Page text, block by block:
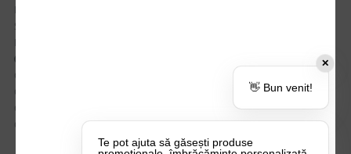
Branduri partenere
Suport dedicat si Intrebari frecvente
BLOG – Promo Tips&Tricks
Certificari si Sustenabilitate
Cariere la Update Advertising
CATALOAGE
Contactează-ne
✕
👋 Bun venit!
Te pot ajuta să găsești produse